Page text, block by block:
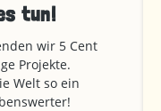
tun!
wir 5 Cent
Projekte.
Welt so ein